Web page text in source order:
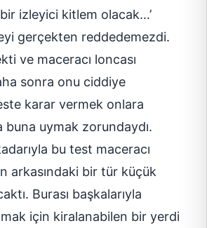
bir izleyici kitlem olacak…’
gerçekten reddedemezdi.
ve maceracı loncası
sonra onu ciddiye
karar vermek onlara
buna uymak zorundaydı.
bu test maceracı
arkasındaki bir tür küçük
Burası başkalarıyla
için kiralanabilen bir yerdi